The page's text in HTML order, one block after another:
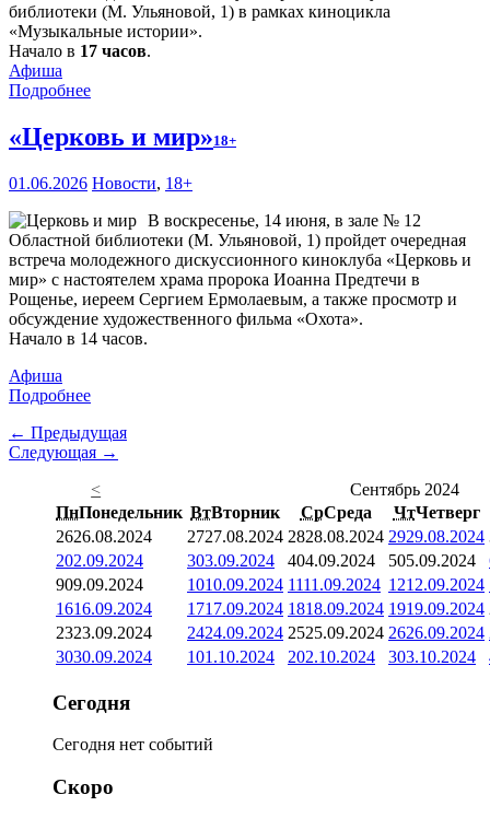
библиотеки (М. Ульяновой, 1) в рамках киноцикла
«Музыкальные истории».
Начало в 17 часов.
Афиша
Подробнее
«Церковь и мир»18+
01.06.2026 Новости, 18+
В воскресенье, 14 июня, в зале № 12
Областной библиотеки (М. Ульяновой, 1) пройдет очередная
встреча молодежного дискуссионного киноклуба «Церковь и
мир» с настоятелем храма пророка Иоанна Предтечи в
Рощенье, иереем Сергием Ермолаевым, а также просмотр и
обсуждение художественного фильма «Охота».
Начало в 14 часов.
Афиша
Подробнее
← Предыдущая
Следующая →
<
Сентябрь 2024
ПнПонедельник ВтВторник СрСреда ЧтЧетверг
2626.08.2024 2727.08.2024 2828.08.2024 2929.08.2024
202.09.2024 303.09.2024 404.09.2024 505.09.2024
909.09.2024 1010.09.2024 1111.09.2024 1212.09.2024
1616.09.2024 1717.09.2024 1818.09.2024 1919.09.2024
2323.09.2024 2424.09.2024 2525.09.2024 2626.09.2024
3030.09.2024 101.10.2024 202.10.2024 303.10.2024
Сегодня
Сегодня нет событий
Скоро